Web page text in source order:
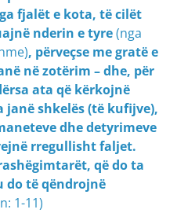
fjalët e kota, të cilët
nderin e tyre(nga
, përveçse me gratë e
në zotërim – dhe, për
ata që kërkojnë
shkelës (të kufijve),
dhe detyrimeve
rregullisht faljet.
që do ta
do të qëndrojnë
1-11)